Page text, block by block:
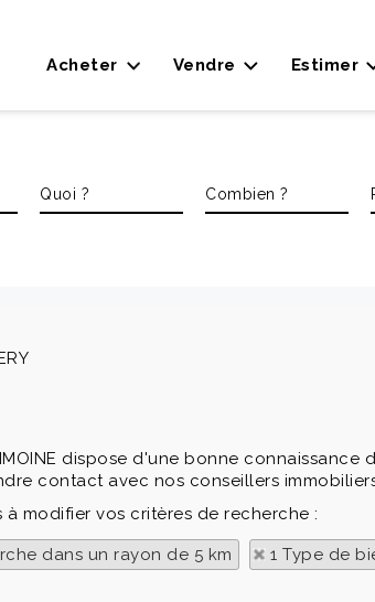
Acheter Vendre Estimer
dispose d'une bonne
contact avec nos conseillers
à modifier vos critères de recherche :
dans un rayon de 5 km 1 Type de